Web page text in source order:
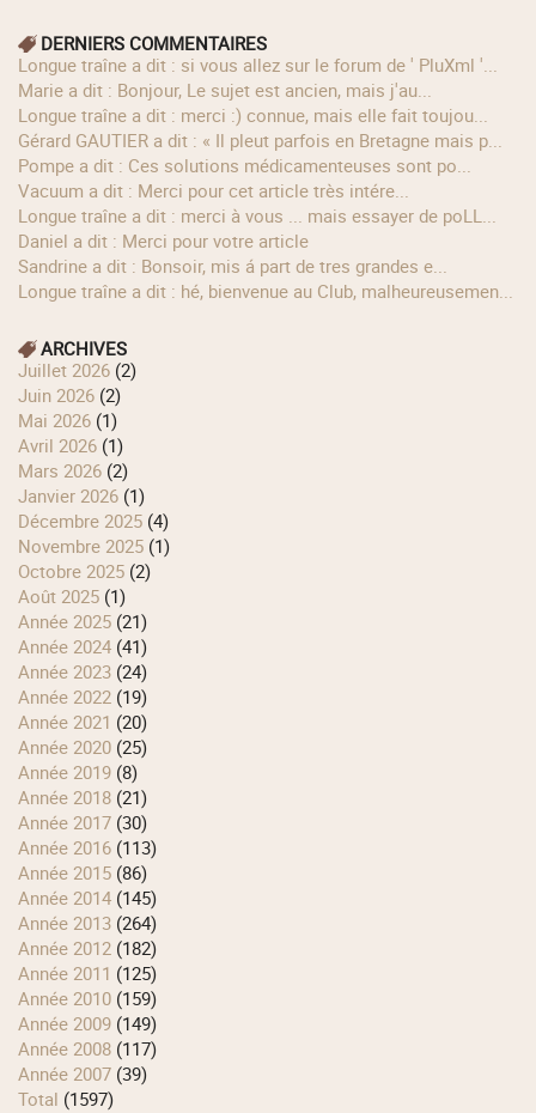
DERNIERS COMMENTAIRES
longue traîne a dit : si vous allez sur le forum de ' PluXml '...
Marie a dit : Bonjour, Le sujet est ancien, mais j'au...
longue traîne a dit : merci :) connue, mais elle fait toujou...
Gérard GAUTIER a dit : « Il pleut parfois en Bretagne mais p...
Pompe a dit : Ces solutions médicamenteuses sont po...
Vacuum a dit : Merci pour cet article très intére...
longue traîne a dit : merci à vous ... mais essayer de poLL...
Daniel a dit : Merci pour votre article
Sandrine a dit : Bonsoir, mis á part de tres grandes e...
longue traîne a dit : hé, bienvenue au Club, malheureusemen...
ARCHIVES
juillet 2026 (2)
juin 2026 (2)
mai 2026 (1)
avril 2026 (1)
mars 2026 (2)
janvier 2026 (1)
décembre 2025 (4)
novembre 2025 (1)
octobre 2025 (2)
août 2025 (1)
année 2025 (21)
année 2024 (41)
année 2023 (24)
année 2022 (19)
année 2021 (20)
année 2020 (25)
année 2019 (8)
année 2018 (21)
année 2017 (30)
année 2016 (113)
année 2015 (86)
année 2014 (145)
année 2013 (264)
année 2012 (182)
année 2011 (125)
année 2010 (159)
année 2009 (149)
année 2008 (117)
année 2007 (39)
total (1597)